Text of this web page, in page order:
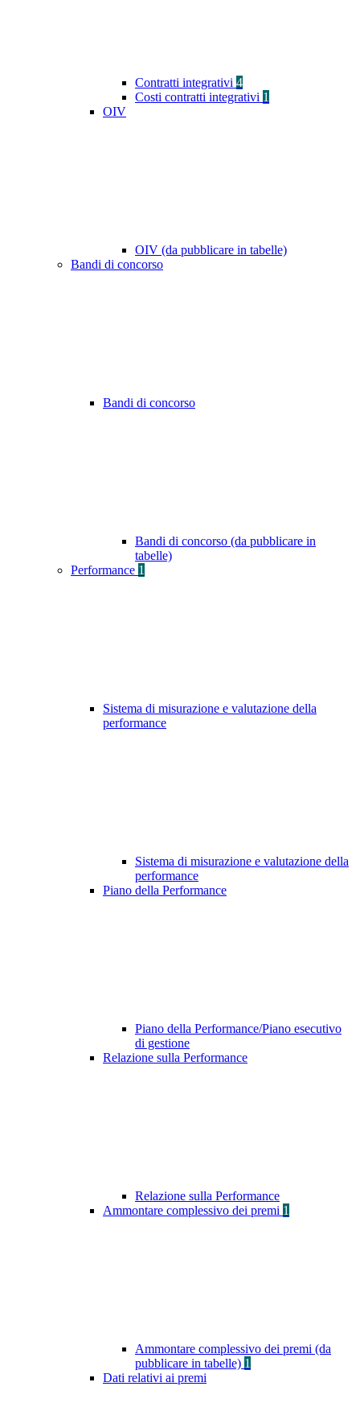
Contratti integrativi 4
Costi contratti integrativi 1
OIV
OIV (da pubblicare in tabelle)
Bandi di concorso
Bandi di concorso
Bandi di concorso (da pubblicare in
tabelle)
Performance 1
Sistema di misurazione e valutazione della
performance
Sistema di misurazione e valutazione della
performance
Piano della Performance
Piano della Performance/Piano esecutivo
di gestione
Relazione sulla Performance
Relazione sulla Performance
Ammontare complessivo dei premi 1
Ammontare complessivo dei premi (da
pubblicare in tabelle) 1
Dati relativi ai premi